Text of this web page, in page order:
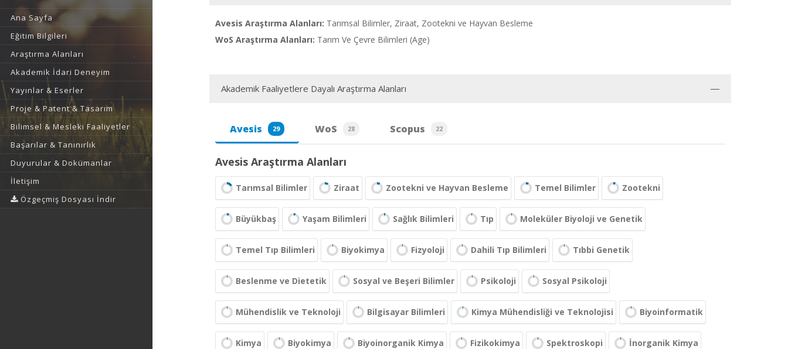
Ana Sayfa
Eğitim Bilgileri
Araştırma Alanları
Akademik İdari Deneyim
Yayınlar & Eserler
Proje & Patent & Tasarım
Bilimsel & Mesleki Faaliyetler
Başarılar & Tanınırlık
Duyurular & Dokümanlar
İletişim
Özgeçmiş Dosyası İndir
Avesis Araştırma Alanları: Tarımsal Bilimler, Ziraat, Zootekni ve Hayvan Besleme
WoS Araştırma Alanları: Tarım Ve Çevre Bilimleri (Age)
Akademik Faaliyetlere Dayalı Araştırma Alanları
Avesis 29 WoS 28 Scopus 22
Avesis Araştırma Alanları
Tarımsal Bilimler Ziraat Zootekni ve Hayvan Besleme Temel Bilimler Zootekni
Büyükbaş Yaşam Bilimleri Sağlık Bilimleri Tıp Moleküler Biyoloji ve Genetik
Temel Tıp Bilimleri Biyokimya Fizyoloji Dahili Tıp Bilimleri Tıbbi Genetik
Beslenme ve Dietetik Sosyal ve Beşeri Bilimler Psikoloji Sosyal Psikoloji
Mühendislik ve Teknoloji Bilgisayar Bilimleri Kimya Mühendisliği ve Teknolojisi Biyoinformatik
Kimya Biyokimya Biyoinorganik Kimya Fizikokimya Spektroskopi İnorganik Kimya